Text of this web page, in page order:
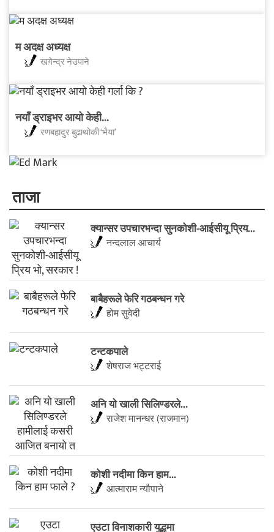
म अदक्ष अध्यक्ष
खगेन्द्र नेउपाने
नयाँ ड्राइभर आयो केही...
रणबहादुर बुढाथोकी ‘भैया’
ताजा
​क्यान्सर उपचारभन्दा सुनकोशी-आईसीयू प्रिय...
नन्दलाल आचार्य
बाबैहरूले फेरि गठबन्धन गरे
होम सुवेदी
टन्टकपाले
शेषराज भट्टराई
अनि याे खाली सिलिण्डरले...
राजेश मानन्धर (राजमान)
कोशी नदीमा किन हाम...
आत्माराम न्यौपाने
एउटा विनाशकारी युद्धमा